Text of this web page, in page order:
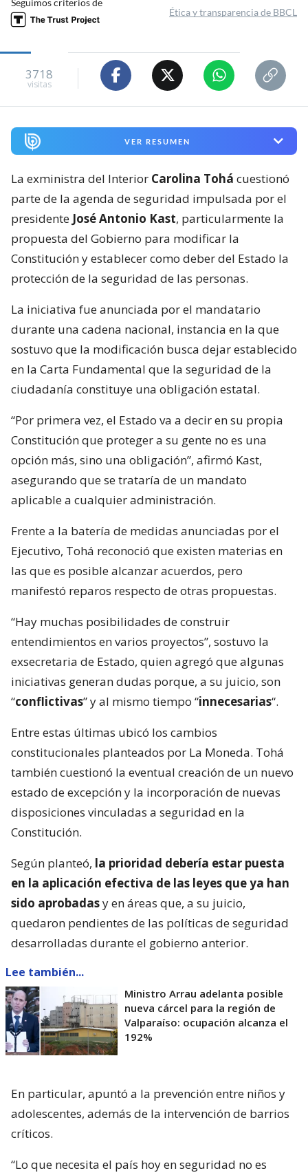
Ética y transparencia de BBCL
3718
visitas
VER RESUMEN
La exministra del Interior Carolina Tohá cuestionó
parte de la agenda de seguridad impulsada por el
presidente José Antonio Kast, particularmente la
propuesta del Gobierno para modificar la
Constitución y establecer como deber del Estado la
protección de la seguridad de las personas.
La iniciativa fue anunciada por el mandatario
durante una cadena nacional, instancia en la que
sostuvo que la modificación busca dejar establecido
en la Carta Fundamental que la seguridad de la
ciudadanía constituye una obligación estatal.
“Por primera vez, el Estado va a decir en su propia
Constitución que proteger a su gente no es una
opción más, sino una obligación”, afirmó Kast,
asegurando que se trataría de un mandato
aplicable a cualquier administración.
Frente a la batería de medidas anunciadas por el
Ejecutivo, Tohá reconoció que existen materias en
las que es posible alcanzar acuerdos, pero
manifestó reparos respecto de otras propuestas.
“Hay muchas posibilidades de construir
entendimientos en varios proyectos”, sostuvo la
exsecretaria de Estado, quien agregó que algunas
iniciativas generan dudas porque, a su juicio, son
“conflictivas” y al mismo tiempo “innecesarias“.
Entre estas últimas ubicó los cambios
constitucionales planteados por La Moneda. Tohá
también cuestionó la eventual creación de un nuevo
estado de excepción y la incorporación de nuevas
disposiciones vinculadas a seguridad en la
Constitución.
Según planteó, la prioridad debería estar puesta
en la aplicación efectiva de las leyes que ya han
sido aprobadasy en áreas que, a su juicio,
quedaron pendientes de las políticas de seguridad
desarrolladas durante el gobierno anterior.
Lee también...
Ministro Arrau adelanta posible
nueva cárcel para la región de
Valparaíso: ocupación alcanza el
192%
En particular, apuntó a la prevención entre niños y
adolescentes, además de la intervención de barrios
críticos.
“Lo que necesita el país hoy en seguridad no es